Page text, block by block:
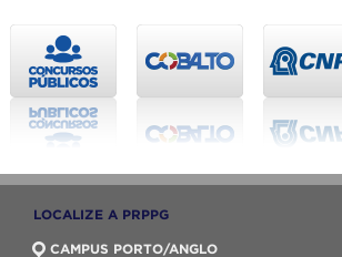
LOCALIZE A PRPPG
CAMPUS PORTO/ANGLO